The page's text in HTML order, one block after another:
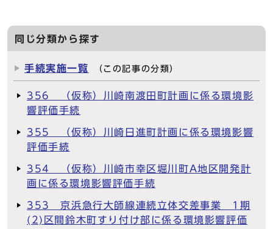
同じ分類から探す
手続実施一覧 （この記事の分類）
356 （仮称）川崎南渡田町計画に係る環境影
響評価手続
355 （仮称）川崎日進町計画に係る環境影響
評価手続
354 （仮称）川崎市幸区堀川町A地区開発計
画に係る環境影響評価手続
353 京浜急行大師線連続立体交差事業 1期
(2)区間鈴木町すり付け部に係る環境影響評価